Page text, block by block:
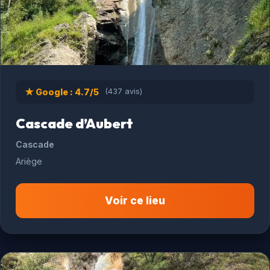
★ Google : 4.7/5 (437 avis)
Cascade d’Aubert
Cascade
Ariège
Voir ce lieu